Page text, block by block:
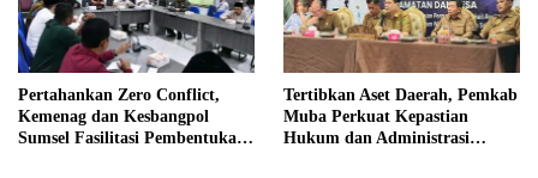
Pertahankan Zero Conflict,
Kemenag dan Kesbangpol
Sumsel Fasilitasi Pembentukan
Tertibkan Aset Daerah, Pemkab
Muba Perkuat Kepastian
Hukum dan Administrasi